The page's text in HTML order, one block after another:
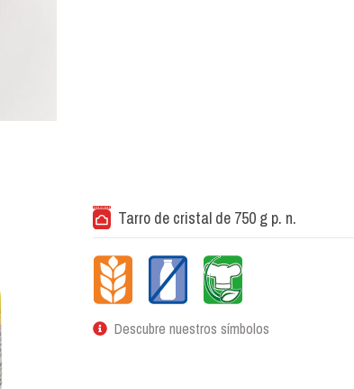
Tarro de cristal de 750 g p. n.
Descubre nuestros símbolos